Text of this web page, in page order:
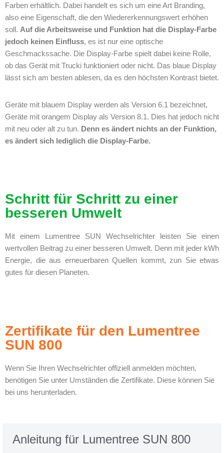
Farben erhältlich. Dabei handelt es sich um eine Art Branding,
also eine Eigenschaft, die den Wiedererkennungswert erhöhen
soll. Auf die Arbeitsweise und Funktion hat die Display-Farbe
jedoch keinen Einfluss, es ist nur eine optische
Geschmackssache. Die Display-Farbe spielt dabei keine Rolle,
ob das Gerät mit Trucki funktioniert oder nicht. Das blaue Display
lässt sich am besten ablesen, da es den höchsten Kontrast bietet.
Geräte mit blauem Display werden als Version 6.1 bezeichnet,
Geräte mit orangem Display als Version 8.1. Dies hat jedoch nicht
mit neu oder alt zu tun. Denn es ändert nichts an der Funktion,
es ändert sich lediglich die Display-Farbe.
Schritt für Schritt zu einer
besseren Umwelt
Mit einem Lumentree SUN Wechselrichter leisten Sie einen
wertvollen Beitrag zu einer besseren Umwelt. Denn mit jeder kWh
Energie, die aus erneuerbaren Quellen kommt, zun Sie etwas
gutes für diesen Planeten.
Zertifikate für den Lumentree
SUN 800
Wenn Sie Ihren Wechselrichter offiziell anmelden möchten,
benötigen Sie unter Umständen die Zertifikate. Diese können Sie
bei uns herunterladen.
Anleitung für Lumentree SUN 800